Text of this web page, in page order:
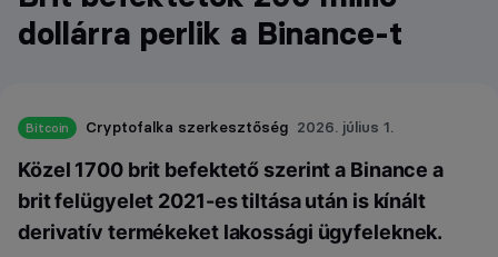
dollárra perlik a Binance-t
Bitcoin Cryptofalka szerkesztőség 2026. július 1.
Közel 1700 brit befektető szerint a Binance a
brit felügyelet 2021-es tiltása után is kínált
derivatív termékeket lakossági ügyfeleknek.